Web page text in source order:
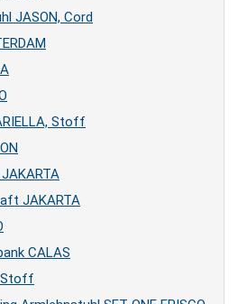
JASON, Cord
Stoff
JAKARTA
CALAS
Stoff